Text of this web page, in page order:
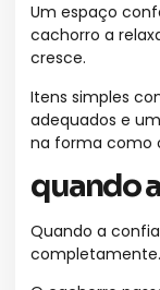
Um espaço
cachorro a
cresce.
Itens simples
adequados e
na forma como
quando
Quando a
completamente.